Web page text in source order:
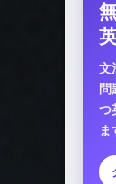
文
問
つ
ま